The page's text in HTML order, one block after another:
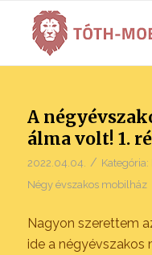
A
álma volt! 1.
2022.04.04. / Kategória:
Négy évszakos mobilház
Nagyon szerettem
ide a négyévszakos